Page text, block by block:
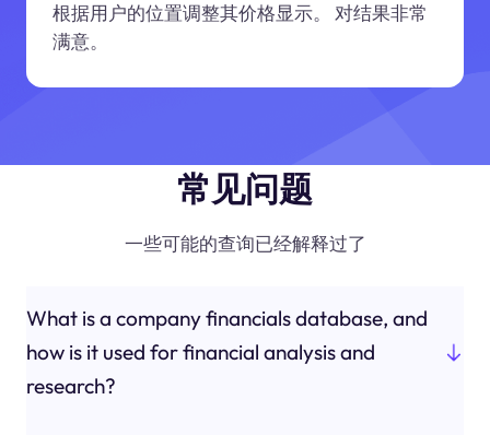
根据用户的位置调整其价格显示。 对结果非常
满意。
常见问题
一些可能的查询已经解释过了
What is a company financials database, and
how is it used for financial analysis and
research?